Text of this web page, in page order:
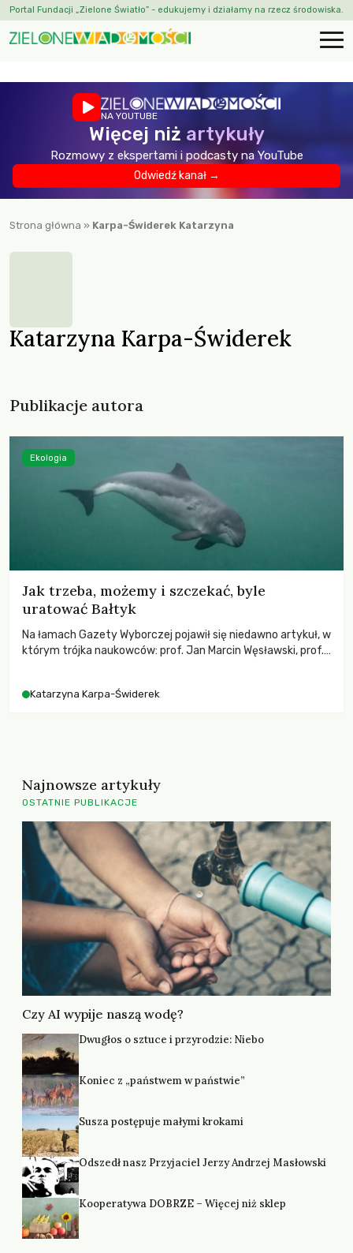
Portal Fundacji „Zielone Światło” - edukujemy i działamy na rzecz środowiska.
NA YOUTUBE
Więcej niż artykuły
Rozmowy z ekspertami i podcasty na YouTube
Odwiedź kanał →
Strona główna » Karpa-Świderek Katarzyna
Katarzyna Karpa-Świderek
Publikacje autora
Jak trzeba, możemy i szczekać, byle
uratować Bałtyk
Na łamach Gazety Wyborczej pojawił się niedawno artykuł, w
którym trójka naukowców: prof. Jan Marcin Węsławski, prof.
Bałtyckiego.
Katarzyna Karpa-Świderek
Ekologia
Najnowsze artykuły
OSTATNIE PUBLIKACJE
Czy AI wypije naszą wodę?
Dwugłos o sztuce i przyrodzie: Niebo
Koniec z „państwem w państwie”
Susza postępuje małymi krokami
Odszedł nasz Przyjaciel Jerzy Andrzej Masłowski
Kooperatywa DOBRZE – Więcej niż sklep